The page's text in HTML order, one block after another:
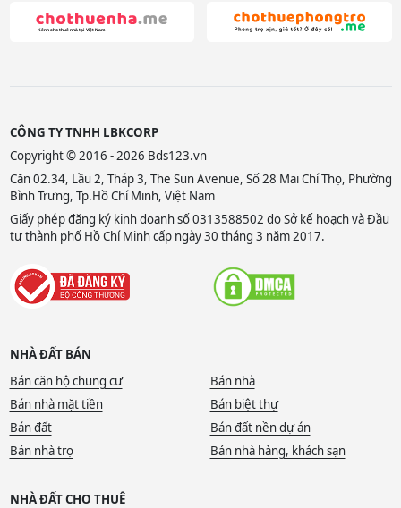
CÔNG TY TNHH LBKCORP
Copyright © 2016 - 2026 Bds123.vn
Căn 02.34, Lầu 2, Tháp 3, The Sun Avenue, Số 28 Mai Chí Thọ, Phường
Bình Trưng, Tp.Hồ Chí Minh, Việt Nam
Giấy phép đăng ký kinh doanh số 0313588502 do Sở kế hoạch và Đầu
tư thành phố Hồ Chí Minh cấp ngày 30 tháng 3 năm 2017.
NHÀ ĐẤT BÁN
Bán căn hộ chung cư
Bán nhà
Bán nhà mặt tiền
Bán biệt thự
Bán đất
Bán đất nền dự án
Bán nhà trọ
Bán nhà hàng, khách sạn
NHÀ ĐẤT CHO THUÊ